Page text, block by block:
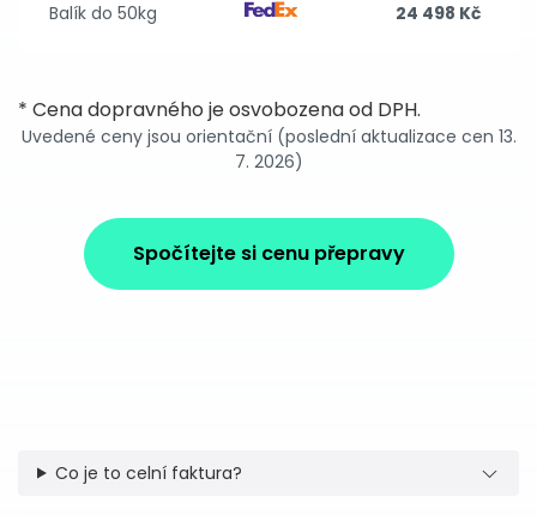
Balík do 50kg 24 498 Kč
* Cena dopravného je osvobozena od DPH.
Uvedené ceny jsou orientační (poslední aktualizace cen 13.
7. 2026)
Spočítejte si cenu přepravy
Co je to celní faktura?